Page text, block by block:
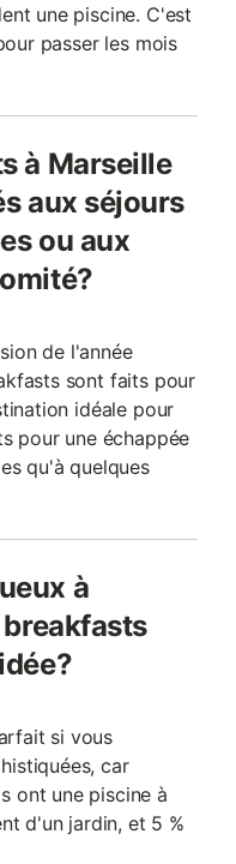
une piscine. C'est
passer les mois
à Marseille
aux séjours
ou aux
de l'année
sont faits pour
idéale pour
pour une échappée
qu'à quelques
à
si vous
car
ont une piscine à
d'un jardin, et 5 %